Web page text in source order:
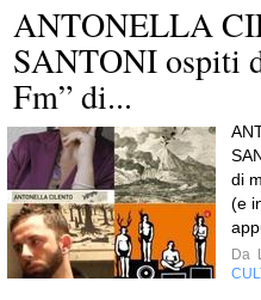
ANTONELLA
SANTONI ospiti
Fm” di...
di
(e
Da